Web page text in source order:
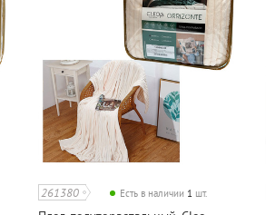
261380 Есть в наличии 1 шт.